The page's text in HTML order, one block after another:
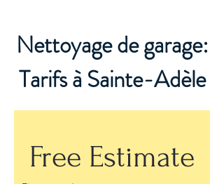
Nettoyage de garage:
Tarifs à Sainte-Adèle
Free Estimate